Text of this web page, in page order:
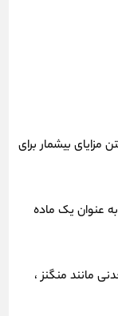
مزایای بیشمار برای
عنوان یک ماده
مانند منگنز ،